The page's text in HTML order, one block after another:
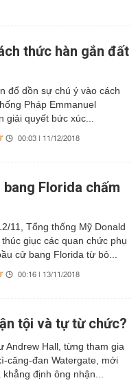
thức hàn gắn đất
đổ dồn sự chú ý vào cách
Pháp Emmanuel
giải quyết bức xúc...
00:03 | 11/12/2018
Florida chấm
11, Tổng thống Mỹ Donald
giục các quan chức phụ
cử bang Florida từ bỏ...
00:16 | 13/11/2018
tội và tự từ chức?
Andrew Hall, từng tham gia
căng-đan Watergate, mới
định ông nhận...